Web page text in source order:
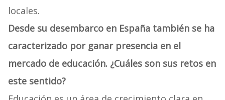
locales.
Desde su desembarco en España también se ha
caracterizado por ganar presencia en el
mercado de educación. ¿Cuáles son sus retos en
este sentido?